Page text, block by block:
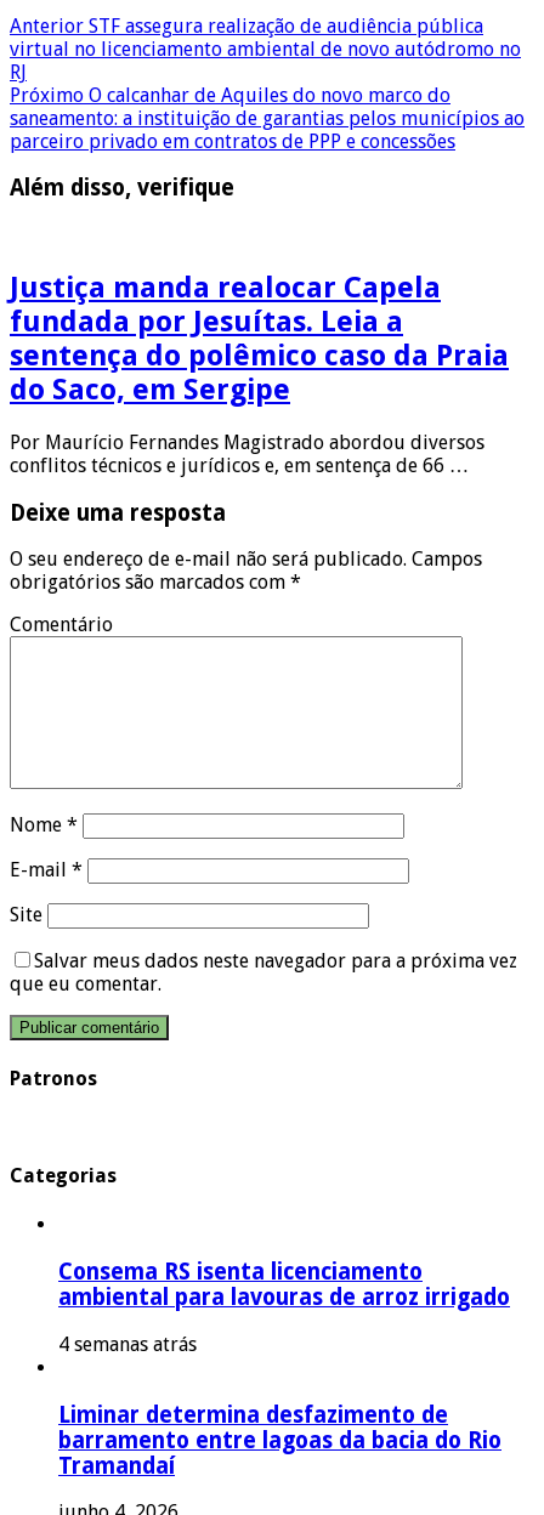
Anterior STF assegura realização de audiência pública
virtual no licenciamento ambiental de novo autódromo no
RJ
Próximo O calcanhar de Aquiles do novo marco do
saneamento: a instituição de garantias pelos municípios ao
parceiro privado em contratos de PPP e concessões
Além disso, verifique
Justiça manda realocar Capela
fundada por Jesuítas. Leia a
sentença do polêmico caso da Praia
do Saco, em Sergipe
Por Maurício Fernandes Magistrado abordou diversos
conflitos técnicos e jurídicos e, em sentença de 66 …
Deixe uma resposta
O seu endereço de e-mail não será publicado. Campos
obrigatórios são marcados com *
Comentário
Nome *
E-mail *
Site
Salvar meus dados neste navegador para a próxima vez
que eu comentar.
Patronos
Categorias
Consema RS isenta licenciamento
ambiental para lavouras de arroz irrigado
4 semanas atrás
Liminar determina desfazimento de
barramento entre lagoas da bacia do Rio
Tramandaí